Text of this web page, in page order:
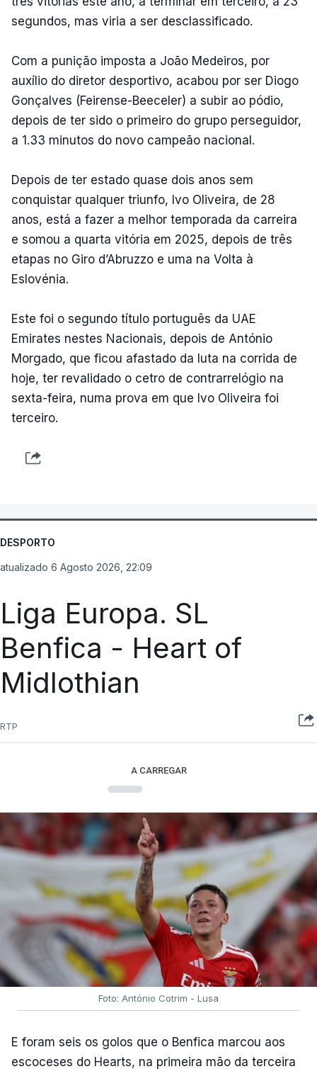
segundos, mas viria a ser desclassificado.
Com a punição imposta a João Medeiros, por
auxílio do diretor desportivo, acabou por ser Diogo
Gonçalves (Feirense-Beeceler) a subir ao pódio,
depois de ter sido o primeiro do grupo perseguidor,
a 1.33 minutos do novo campeão nacional.
Depois de ter estado quase dois anos sem
conquistar qualquer triunfo, Ivo Oliveira, de 28
anos, está a fazer a melhor temporada da carreira
e somou a quarta vitória em 2025, depois de três
etapas no Giro d’Abruzzo e uma na Volta à
Eslovénia.
Este foi o segundo título português da UAE
Emirates nestes Nacionais, depois de António
Morgado, que ficou afastado da luta na corrida de
hoje, ter revalidado o cetro de contrarrelógio na
sexta-feira, numa prova em que Ivo Oliveira foi
terceiro.
DESPORTO
atualizado 6 Agosto 2026, 22:09
Liga Europa. SL
Benfica - Heart of
Midlothian
RTP
A CARREGAR
Foto: António Cotrim - Lusa
E foram seis os golos que o Benfica marcou aos
escoceses do Hearts, na primeira mão da terceira